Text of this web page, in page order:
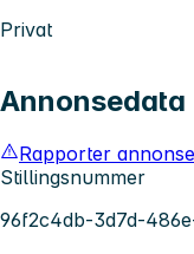
Privat
Annonsedata
Rapporter annonse
Stillingsnummer
96f2c4db-3d7d-